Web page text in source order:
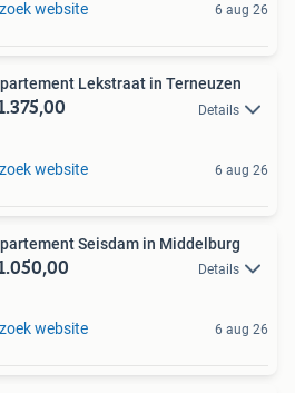
website 6 aug 26
Lekstraat in Terneuzen
Details
website 6 aug 26
Seisdam in Middelburg
Details
website 6 aug 26